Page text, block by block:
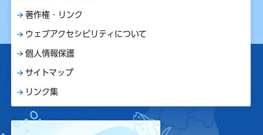
著作権・リンク
ウェブアクセシビリティについて
個人情報保護
サイトマップ
リンク集